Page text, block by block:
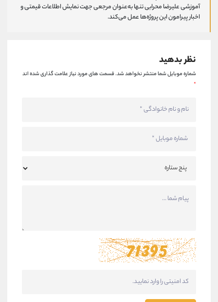
آموزشی علیرضا محرابی تنها به‌عنوان مرجعی جهت نمایش اطلاعات قیمتی و
اخبار پیرامون این پروژه‌‌ها عمل می‌کند.
نظر بدهید
شماره موبایل شما منتشر نخواهد شد.قسمت های مورد نیاز علامت گذاری شده اند
*